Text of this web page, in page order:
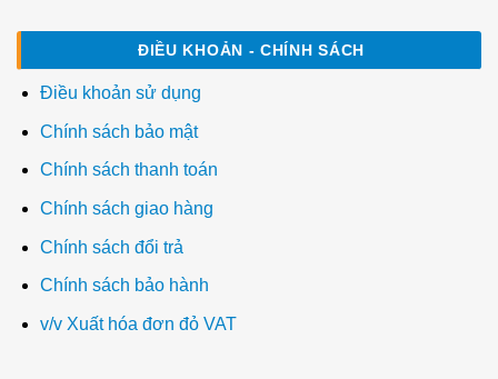
ĐIỀU KHOẢN - CHÍNH SÁCH
Điều khoản sử dụng
Chính sách bảo mật
Chính sách thanh toán
Chính sách giao hàng
Chính sách đổi trả
Chính sách bảo hành
v/v Xuất hóa đơn đỏ VAT